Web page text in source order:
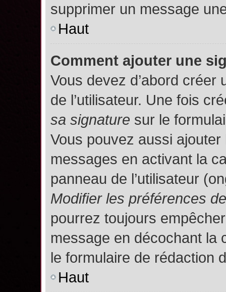
supprimer un message
Haut
Comment ajouter une
Vous devez d’abord
de l’utilisateur. Une fois
sa signature sur le
Vous pouvez aussi
messages en activant la
panneau de l’utilisateur
Modifier les préférences
pourrez toujours
message en décochant la
le formulaire de rédaction
Haut